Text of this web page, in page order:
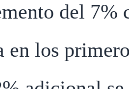
del 7%
en los